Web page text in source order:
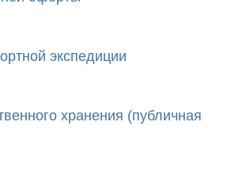
экспедиции
хранения (публичная